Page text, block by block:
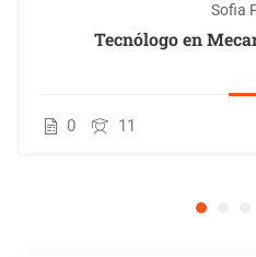
Sofia
Tecnólogo en
0 11